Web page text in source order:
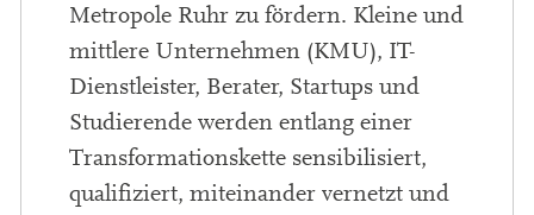
Metropole Ruhr zu fördern. Kleine und
mittlere Unternehmen (KMU), IT-
Dienstleister, Berater, Startups und
Studierende werden entlang einer
Transformationskette sensibilisiert,
qualifiziert, miteinander vernetzt und